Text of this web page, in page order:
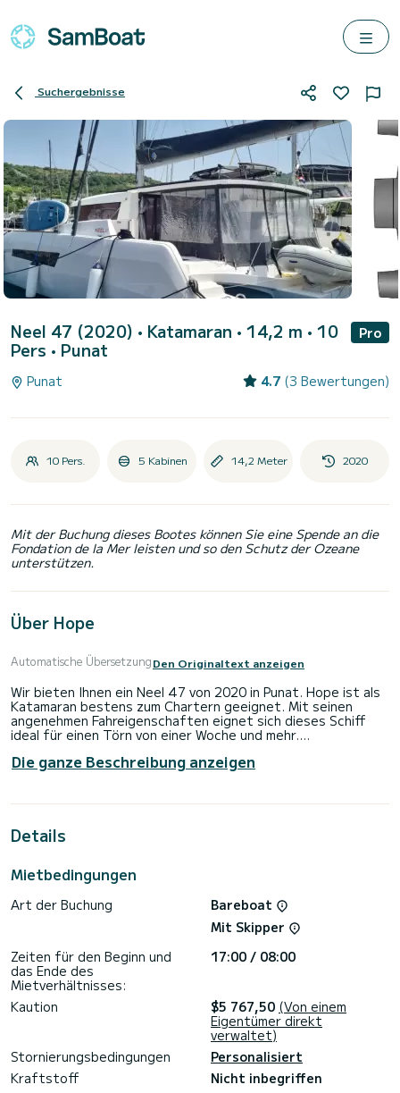
Suchergebnisse
Neel 47 (2020) • Katamaran • 14,2 m • 10
Pers • Punat
Pro
Punat 4.7 (3 Bewertungen)
10 Pers. 5 Kabinen 14,2 Meter 2020
Mit der Buchung dieses Bootes können Sie eine Spende an die
Fondation de la Mer leisten und so den Schutz der Ozeane
unterstützen.
Über Hope
Automatische ÜbersetzungDen Originaltext anzeigen
Wir bieten Ihnen ein Neel 47 von 2020 in Punat. Hope ist als
Katamaran bestens zum Chartern geeignet. Mit seinen
angenehmen Fahreigenschaften eignet sich dieses Schiff
ideal für einen Törn von einer Woche und mehr.
Das Boot hat 5 Kabinen mit allem Komfort und eine
Kapazität von 10 Personen. Mit einer Gesamtlänge von 14
einzigartigen Urlaub auf dem Wasser in der Umgebung von
Dieses Boot ist mit einem Durchgelattetes Großsegel und
folgender Ausrüstung ausgestattet: Autopilot,
Bugstrahlruder, TV, Außenlautsprecher, Deckdusche, Solar-
Haben Sie Fragen bezüglich des Bootes oder den
Charterbedingungen? Schicken Sie uns einfach eine
Nachricht auf SamBoat, unsere Mitarbeiter beantworten
Die ganze Beschreibung anzeigen
Details
Mietbedingungen
Art der Buchung
Bareboat
Mit Skipper
Zeiten für den Beginn und
das Ende des
Mietverhältnisses:
17:00 / 08:00
Kaution $5 767,50 (Von einem
Eigentümer direkt
verwaltet)
Stornierungsbedingungen
Personalisiert
Kraftstoff
Nicht inbegriffen